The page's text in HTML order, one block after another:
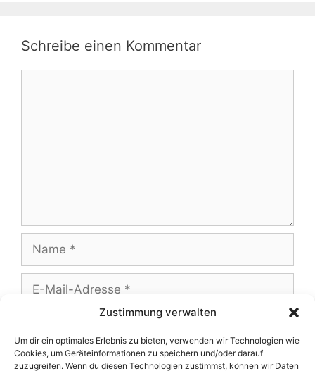
Zustimmung verwalten
Um dir ein optimales Erlebnis zu bieten, verwenden wir Technologien wie
Cookies, um Geräteinformationen zu speichern und/oder darauf
zuzugreifen. Wenn du diesen Technologien zustimmst, können wir Daten
Schreibe einen Kommentar
Name, E-Mail-Adresse und Website in